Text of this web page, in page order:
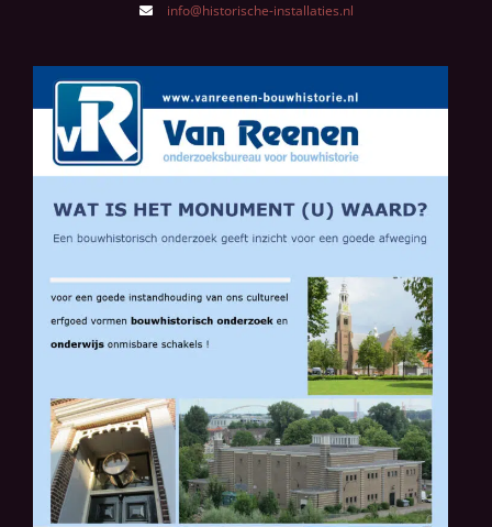
info@historische-installaties.nl